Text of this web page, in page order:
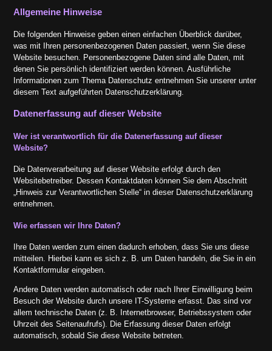
Allgemeine Hinweise
Die folgenden Hinweise geben einen einfachen Überblick darüber,
was mit Ihren personenbezogenen Daten passiert, wenn Sie diese
Website besuchen. Personenbezogene Daten sind alle Daten, mit
denen Sie persönlich identifiziert werden können. Ausführliche
Informationen zum Thema Datenschutz entnehmen Sie unserer unter
diesem Text aufgeführten Datenschutzerklärung.
Datenerfassung auf dieser Website
Wer ist verantwortlich für die Datenerfassung auf dieser
Website?
Die Datenverarbeitung auf dieser Website erfolgt durch den
Websitebetreiber. Dessen Kontaktdaten können Sie dem Abschnitt
„Hinweis zur Verantwortlichen Stelle“ in dieser Datenschutzerklärung
entnehmen.
Wie erfassen wir Ihre Daten?
Ihre Daten werden zum einen dadurch erhoben, dass Sie uns diese
mitteilen. Hierbei kann es sich z. B. um Daten handeln, die Sie in ein
Kontaktformular eingeben.
Andere Daten werden automatisch oder nach Ihrer Einwilligung beim
Besuch der Website durch unsere IT-Systeme erfasst. Das sind vor
allem technische Daten (z. B. Internetbrowser, Betriebssystem oder
Uhrzeit des Seitenaufrufs). Die Erfassung dieser Daten erfolgt
automatisch, sobald Sie diese Website betreten.